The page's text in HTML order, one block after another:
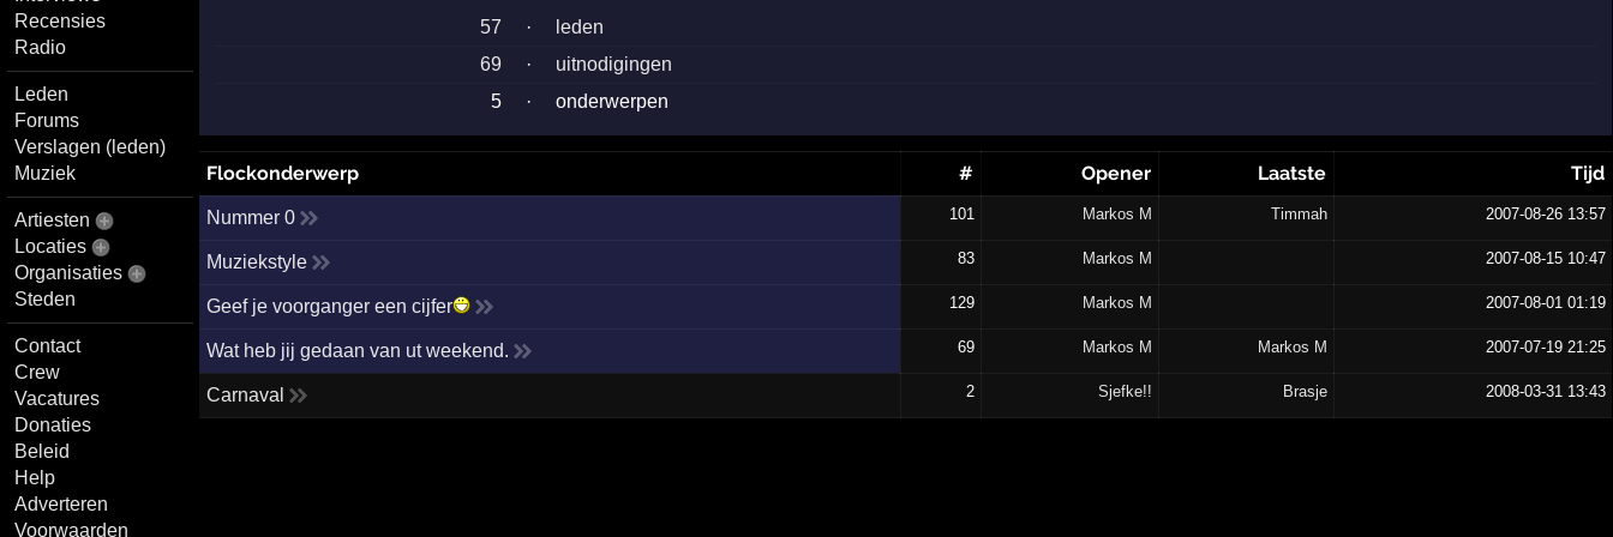
Recensies
Radio
Leden
Forums
Verslagen (leden)
Muziek
Artiesten
Locaties
Organisaties
Steden
Contact
Crew
Vacatures
Donaties
Beleid
Help
Adverteren
Voorwaarden
57 ·
leden
69
·
uitnodigingen
5
· onderwerpen
Flockonderwerp # Opener Laatste Tijd
Nummer 0 101 Markos M Timmah 2007-08-26 13:57
Muziekstyle 83 Markos M 2007-08-15 10:47
Geef je voorganger een cijfer 129 Markos M 2007-08-01 01:19
Wat heb jij gedaan van ut weekend. 69 Markos M Markos M 2007-07-19 21:25
Carnaval 2 Sjefke!! Brasje 2008-03-31 13:43